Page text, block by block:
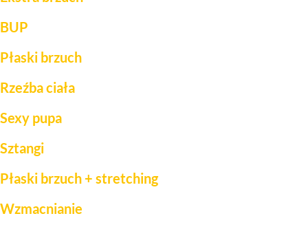
BUP
Płaski brzuch
Rzeźba ciała
Sexy pupa
Sztangi
Płaski brzuch + stretching
Wzmacnianie